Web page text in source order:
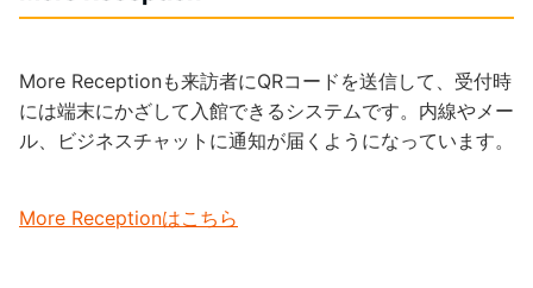
More Receptionも来訪者にQRコードを送信して、受付時
には端末にかざして入館できるシステムです。内線やメー
ル、ビジネスチャットに通知が届くようになっています。
More Receptionはこちら